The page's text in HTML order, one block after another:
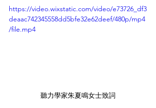
https://video.wixstatic.com/video/e73726_df3
deaac742345558dd5bfe32e62deef/480p/mp4
/file.mp4
聽力學家朱夏鳴女士致詞